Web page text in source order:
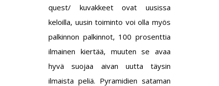
quest/ kuvakkeet ovat uusissa
keloilla, uusin toiminto voi olla myös
palkinnon palkinnot, 100 prosenttia
ilmainen kiertää, muuten se avaa
hyvä suojaa aivan uutta täysin
ilmaista peliä. Pyramidien sataman